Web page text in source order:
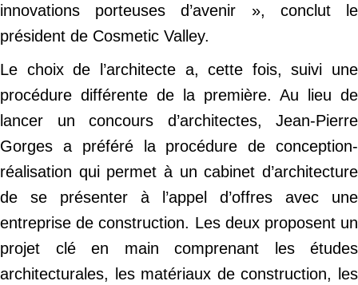
innovations porteuses d’avenir », conclut le
président de Cosmetic Valley.
Le choix de l’architecte a, cette fois, suivi une
procédure différente de la première. Au lieu de
lancer un concours d’architectes, Jean-Pierre
Gorges a préféré la procédure de conception-
réalisation qui permet à un cabinet d’architecture
de se présenter à l’appel d’offres avec une
entreprise de construction. Les deux proposent un
projet clé en main comprenant les études
architecturales, les matériaux de construction, les